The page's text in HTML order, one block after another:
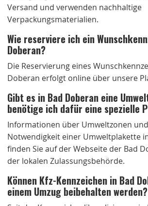
Versand und verwenden nachhaltige
Verpackungsmaterialien.
Wie reserviere ich ein
Doberan?
Die Reservierung eines
Doberan erfolgt online über unsere
Gibt es in Bad Doberan eine
benötige ich dafür eine spezielle
Informationen über Umweltzonen
Notwendigkeit einer Umweltplakette
finden Sie auf der Webseite der Bad
der lokalen Zulassungsbehörde.
Können Kfz-Kennzeichen in Bad
einem Umzug beibehalten werden?